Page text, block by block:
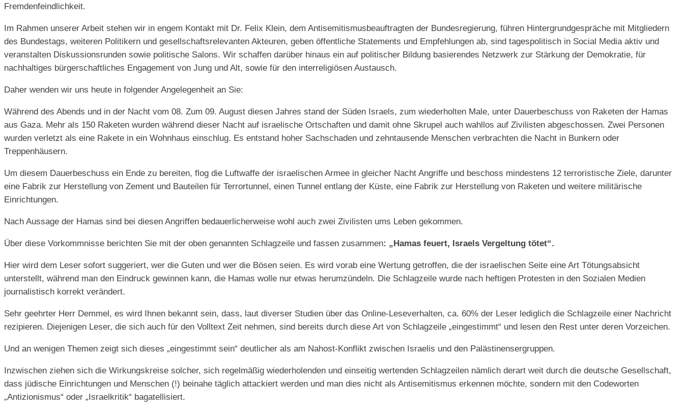
Fremdenfeindlichkeit.
Im Rahmen unserer Arbeit stehen wir in engem Kontakt mit Dr. Felix Klein, dem Antisemitismusbeauftragten der Bundesregierung, führen Hintergrundgespräche mit Mitgliedern
des Bundestags, weiteren Politikern und gesellschaftsrelevanten Akteuren, geben öffentliche Statements und Empfehlungen ab, sind tagespolitisch in Social Media aktiv und
veranstalten Diskussionsrunden sowie politische Salons. Wir schaffen darüber hinaus ein auf politischer Bildung basierendes Netzwerk zur Stärkung der Demokratie, für
nachhaltiges bürgerschaftliches Engagement von Jung und Alt, sowie für den interreligiösen Austausch.
Daher wenden wir uns heute in folgender Angelegenheit an Sie:
Während des Abends und in der Nacht vom 08. Zum 09. August diesen Jahres stand der Süden Israels, zum wiederholten Male, unter Dauerbeschuss von Raketen der Hamas
aus Gaza. Mehr als 150 Raketen wurden während dieser Nacht auf israelische Ortschaften und damit ohne Skrupel auch wahllos auf Zivilisten abgeschossen. Zwei Personen
wurden verletzt als eine Rakete in ein Wohnhaus einschlug. Es entstand hoher Sachschaden und zehntausende Menschen verbrachten die Nacht in Bunkern oder
Treppenhäusern.
Um diesem Dauerbeschuss ein Ende zu bereiten, flog die Luftwaffe der israelischen Armee in gleicher Nacht Angriffe und beschoss mindestens 12 terroristische Ziele, darunter
eine Fabrik zur Herstellung von Zement und Bauteilen für Terrortunnel, einen Tunnel entlang der Küste, eine Fabrik zur Herstellung von Raketen und weitere militärische
Einrichtungen.
Nach Aussage der Hamas sind bei diesen Angriffen bedauerlicherweise wohl auch zwei Zivilisten ums Leben gekommen.
Über diese Vorkommnisse berichten Sie mit der oben genannten Schlagzeile und fassen zusammen: „Hamas feuert, Israels Vergeltung tötet“.
Hier wird dem Leser sofort suggeriert, wer die Guten und wer die Bösen seien. Es wird vorab eine Wertung getroffen, die der israelischen Seite eine Art Tötungsabsicht
unterstellt, während man den Eindruck gewinnen kann, die Hamas wolle nur etwas herumzündeln. Die Schlagzeile wurde nach heftigen Protesten in den Sozialen Medien
journalistisch korrekt verändert.
Sehr geehrter Herr Demmel, es wird Ihnen bekannt sein, dass, laut diverser Studien über das Online-Leseverhalten, ca. 60% der Leser lediglich die Schlagzeile einer Nachricht
rezipieren. Diejenigen Leser, die sich auch für den Volltext Zeit nehmen, sind bereits durch diese Art von Schlagzeile „eingestimmt“ und lesen den Rest unter deren Vorzeichen.
Und an wenigen Themen zeigt sich dieses „eingestimmt sein“ deutlicher als am Nahost-Konflikt zwischen Israelis und den Palästinensergruppen.
Inzwischen ziehen sich die Wirkungskreise solcher, sich regelmäßig wiederholenden und einseitig wertenden Schlagzeilen nämlich derart weit durch die deutsche Gesellschaft,
dass jüdische Einrichtungen und Menschen (!) beinahe täglich attackiert werden und man dies nicht als Antisemitismus erkennen möchte, sondern mit den Codeworten
„Antizionismus“ oder „Israelkritik“ bagatellisiert.